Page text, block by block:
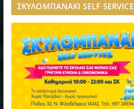
ΣΚΥΛΟΜΠΑΝΑΚΙ SELF SERVICE